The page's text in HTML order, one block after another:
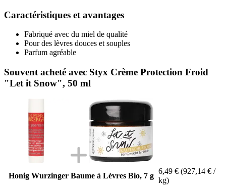
Caractéristiques et avantages
Fabriqué avec du miel de qualité
Pour des lèvres douces et souples
Parfum agréable
Souvent acheté avec Styx Crème Protection Froid
"Let it Snow", 50 ml
Honig Wurzinger Baume à Lèvres Bio, 7 g
6,49 € (927,14 € /
kg)